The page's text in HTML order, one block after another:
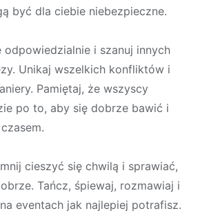
być dla ciebie niebezpieczne.
odpowiedzialnie i szanuj innych
Unikaj wszelkich konfliktów i
Pamiętaj, że wszyscy
po to, aby się dobrze bawić i
cieszyć się chwilą i sprawiać,
Tańcz, śpiewaj, rozmawiaj i
eventach jak najlepiej potrafisz.